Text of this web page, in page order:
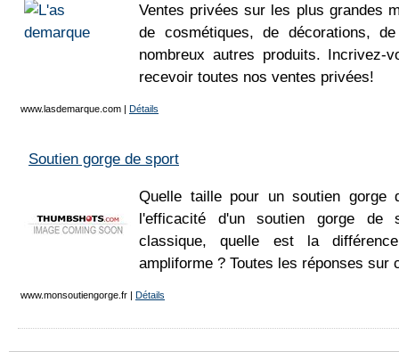
Ventes privées sur les plus grandes
de cosmétiques, de décorations,
nombreux autres produits. Incrivez-
recevoir toutes nos ventes privées!
www.lasdemarque.com | Détails
Soutien gorge de sport
Quelle taille pour un soutien gorge
l'efficacité d'un soutien gorge de
classique, quelle est la
ampliforme ? Toutes les réponses sur
www.monsoutiengorge.fr | Détails